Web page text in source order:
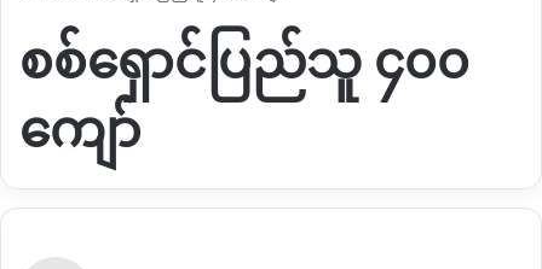
စစ်ရှောင်ပြည်သူ ၄၀၀
ကျော်